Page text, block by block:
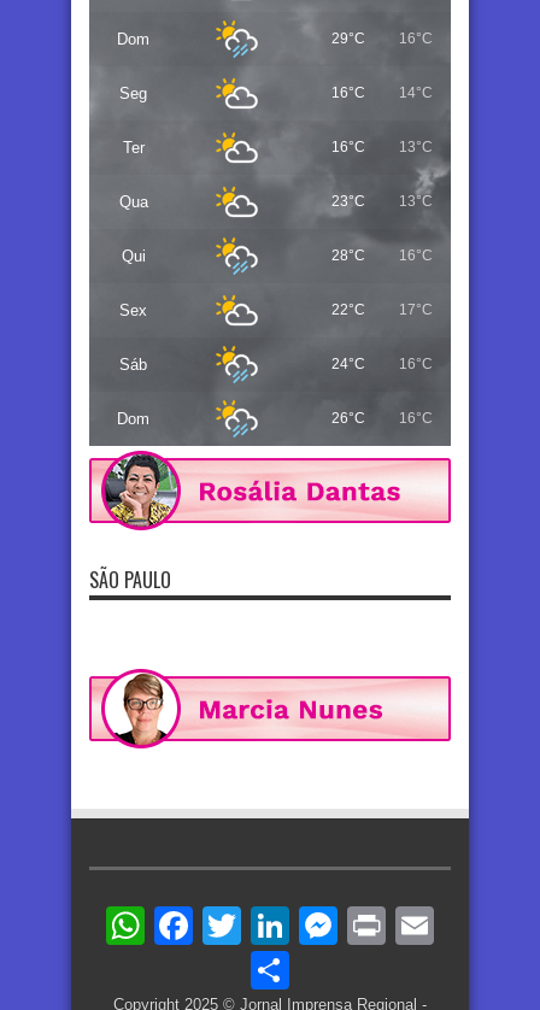
Dom 29°C 16°C
Seg 16°C 14°C
Ter 16°C 13°C
Qua 23°C 13°C
Qui 28°C 16°C
Sex 22°C 17°C
Sáb 24°C 16°C
Dom 26°C 16°C
SÃO PAULO
WhatsApp
Facebook
TwitterLinkedIn
Messenger
Print
Copyright 2025 © Jornal Imprensa Regional -